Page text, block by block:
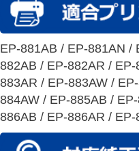
EP-881AB / EP-881AN /
882AB / EP-882AR /
883AR / EP-883AW /
884AW / EP-885AB /
886AB / EP-886AR / EP-